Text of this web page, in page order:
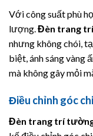
Với công suất phù
lượng. Đèn trang trí
nhưng không chói,
biệt, ánh sáng vàng
mà không gây mỏi
Điều chỉnh góc
Đèn trang trí